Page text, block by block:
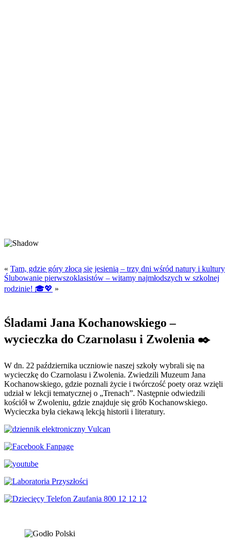
« Tam, gdzie góry złocą się jesienią – trzy dni wśród natury i kultury
Ślubowanie pierwszoklasistów – witamy najmłodszych w szkolnej
rodzinie! 🎓💖 »
Śladami Jana Kochanowskiego –
wycieczka do Czarnolasu i Zwolenia ✒️
W dn. 22 października uczniowie naszej szkoły wybrali się na
wycieczkę do Czarnolasu i Zwolenia. Zwiedzili Muzeum Jana
Kochanowskiego, gdzie poznali życie i twórczość poety oraz wzięli
udział w lekcji tematycznej o „Trenach”. Następnie odwiedzili
kościół w Zwoleniu, gdzie znajduje się grób Kochanowskiego.
Wycieczka była ciekawą lekcją historii i literatury.